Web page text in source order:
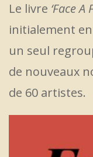
Le livre ‘Face A
initialement
un seul
de nouveaux
de 60 artistes.